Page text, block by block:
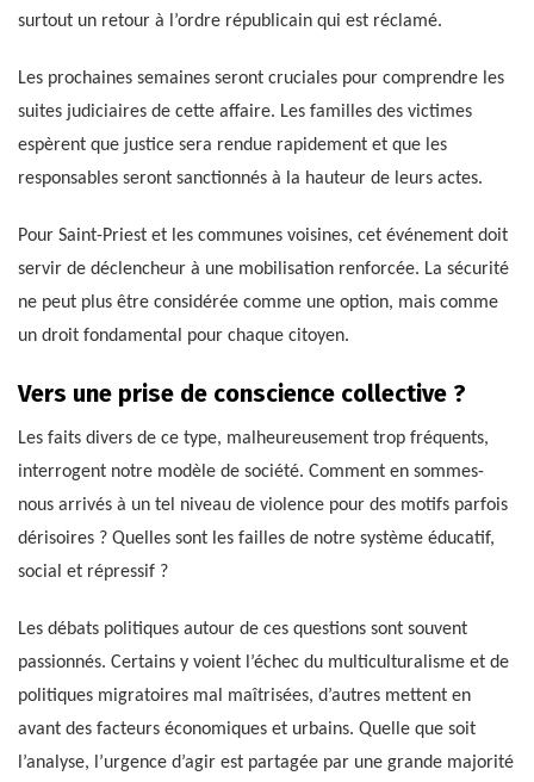
surtout un retour à l’ordre républicain qui est réclamé.
Les prochaines semaines seront cruciales pour comprendre les
suites judiciaires de cette affaire. Les familles des victimes
espèrent que justice sera rendue rapidement et que les
responsables seront sanctionnés à la hauteur de leurs actes.
Pour Saint-Priest et les communes voisines, cet événement doit
servir de déclencheur à une mobilisation renforcée. La sécurité
ne peut plus être considérée comme une option, mais comme
un droit fondamental pour chaque citoyen.
Vers une prise de conscience collective ?
Les faits divers de ce type, malheureusement trop fréquents,
interrogent notre modèle de société. Comment en sommes-
nous arrivés à un tel niveau de violence pour des motifs parfois
dérisoires ? Quelles sont les failles de notre système éducatif,
social et répressif ?
Les débats politiques autour de ces questions sont souvent
passionnés. Certains y voient l’échec du multiculturalisme et de
politiques migratoires mal maîtrisées, d’autres mettent en
avant des facteurs économiques et urbains. Quelle que soit
l’analyse, l’urgence d’agir est partagée par une grande majorité